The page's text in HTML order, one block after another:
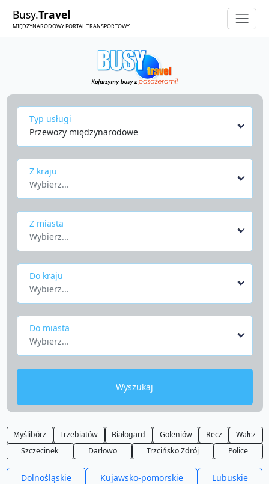
Busy.Travel
MIĘDZYNARODOWY PORTAL TRANSPORTOWY
Typ usługi
Przewozy międzynarodowe
Z kraju
Wybierz...
Z miasta
Wybierz...
Do kraju
Wybierz...
Do miasta
Wybierz...
Wyszukaj
Myślibórz Trzebiatów Białogard Goleniów Recz
Wałcz
Szczecinek
Darłowo Trzcińsko Zdrój Police
Dolnośląskie Kujawsko-pomorskie
Lubuskie